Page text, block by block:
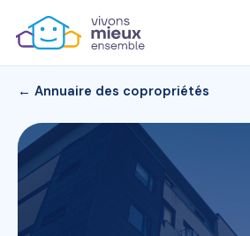
← Annuaire des copropriétés